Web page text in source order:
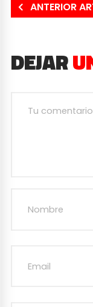
ANTERIOR
DEJAR